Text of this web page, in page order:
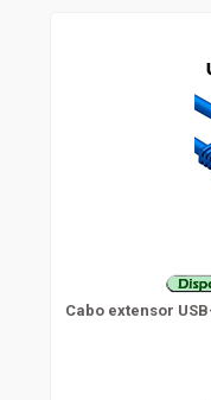
Cabo extensor